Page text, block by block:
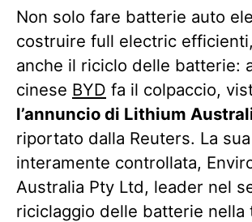
Non solo fare batterie auto
costruire full electric
anche il riciclo delle batterie:
cinese BYD fa il colpaccio,
l’annuncio di Lithium
riportato dalla Reuters. La
interamente controllata,
Australia Pty Ltd, leader nel
riciclaggio delle batterie nella